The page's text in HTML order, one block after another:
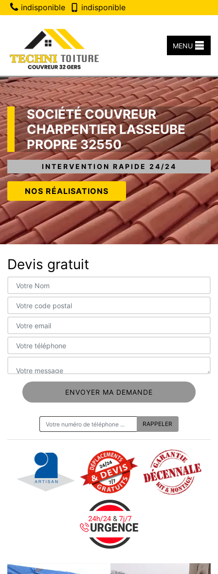
indisponible indisponible
MENU
SOCIÉTÉ COUVREUR
CHARPENTIER LASSEUBE
PROPRE 32550
INTERVENTION RAPIDE 24/24
NOS RÉALISATIONS
Devis gratuit